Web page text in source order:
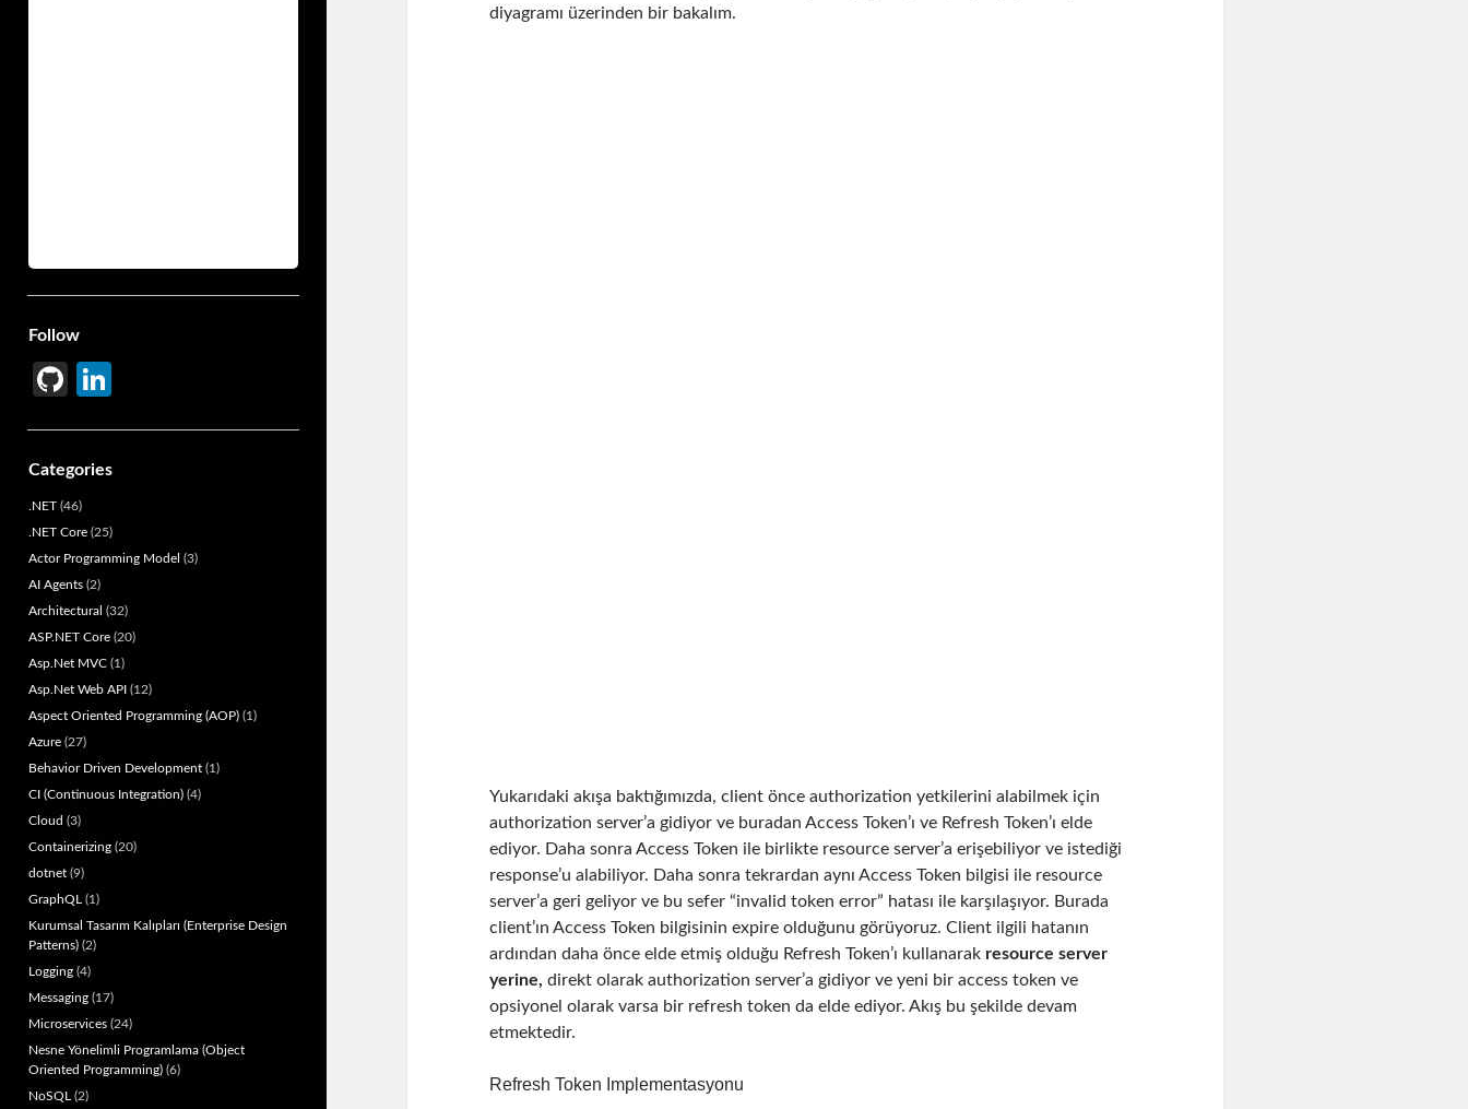
Follow
Gi
u
b
dI
n
Categories
.NET(46)
.NET Core(25)
Actor Programming Model (3)
AI Agents(2)
Architectural (32)
ASP.NET Core(20)
Asp.Net MVC(1)
Asp.Net Web API(12)
Aspect Oriented Programming (AOP)(1)
Azure(27)
Behavior Driven Development(1)
CI (Continuous Integration)(4)
Cloud (3)
Containerizing(20)
dotnet(9)
GraphQL (1)
Kurumsal Tasarım Kalıpları (Enterprise Design
Patterns)(2)
Logging(4)
Messaging(17)
Microservices(24)
Nesne Yönelimli Programlama (Object
Oriented Programming)(6)
NoSQL (2)
diyagramı üzerinden bir bakalım.
Yukarıdaki akışa baktığımızda, client önce authorization yetkilerini alabilmek için
authorization server’a gidiyor ve buradan Access Token’ı ve Refresh Token’ı elde
ediyor. Daha sonra Access Token ile birlikte resource server’a erişebiliyor ve istediği
response’u alabiliyor. Daha sonra tekrardan aynı Access Token bilgisi ile resource
server’a geri geliyor ve bu sefer “invalid token error” hatası ile karşılaşıyor. Burada
client’ın Access Token bilgisinin expire olduğunu görüyoruz. Client ilgili hatanın
ardından daha önce elde etmiş olduğu Refresh Token’ı kullanarak resource server
yerine, direkt olarak authorization server’a gidiyor ve yeni bir access token ve
opsiyonel olarak varsa bir refresh token da elde ediyor. Akış bu şekilde devam
etmektedir.
Refresh Token Implementasyonu